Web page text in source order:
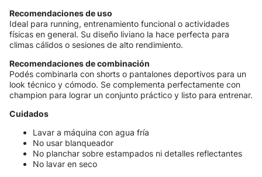
Recomendaciones de uso
Ideal para running, entrenamiento funcional o actividades
físicas en general. Su diseño liviano la hace perfecta para
climas cálidos o sesiones de alto rendimiento.
Recomendaciones de combinación
Podés combinarla con shorts o pantalones deportivos para un
look técnico y cómodo. Se complementa perfectamente con
champion para lograr un conjunto práctico y listo para entrenar.
Cuidados
Lavar a máquina con agua fría
No usar blanqueador
No planchar sobre estampados ni detalles reflectantes
No lavar en seco